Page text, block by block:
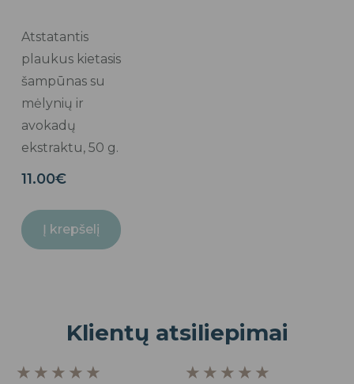
Atstatantis
plaukus kietasis
šampūnas su
mėlynių ir
avokadų
ekstraktu, 50 g.
11.00€
Į krepšelį
Klientų atsiliepimai
★ ★ ★ ★ ★ ★ ★ ★ ★ ★